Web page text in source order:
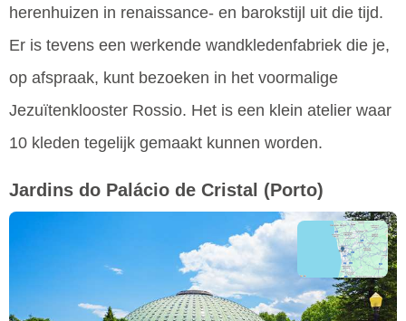
herenhuizen in renaissance- en barokstijl uit die tijd.
Er is tevens een werkende wandkledenfabriek die je,
op afspraak, kunt bezoeken in het voormalige
Jezuïtenklooster Rossio. Het is een klein atelier waar
10 kleden tegelijk gemaakt kunnen worden.
Jardins do Palácio de Cristal (Porto)